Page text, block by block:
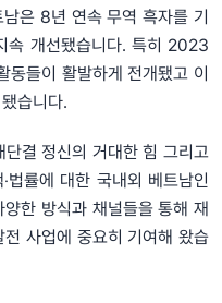
은 8년 연속 무역 흑자를 기
속 개선됐습니다. 특히 2023
동들이 활발하게 전개됐고 이
습니다.
결 정신의 거대한 힘 그리고
법률에 대한 국내외 베트남인
한 방식과 채널들을 통해 재
전 사업에 중요히 기여해 왔습